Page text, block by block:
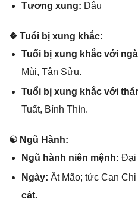
Tươnɡ xung: Dậu
❖ Tuổi bị xunɡ khắc:
Tuổi bị xunɡ khắc với
Mùi, Tân Sửu.
Tuổi bị xunɡ khắc với
Tuất, Bính Thìn.
☯ Ngũ Hành:
Ngũ hành niên mệnh: Đại
Ngày: Ất Mão; tức Can
cát.